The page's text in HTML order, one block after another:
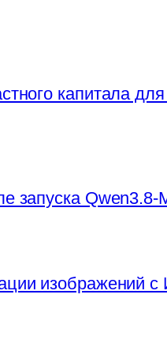
капитала
запуска
изображений